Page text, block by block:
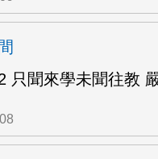
只聞來學未聞往教